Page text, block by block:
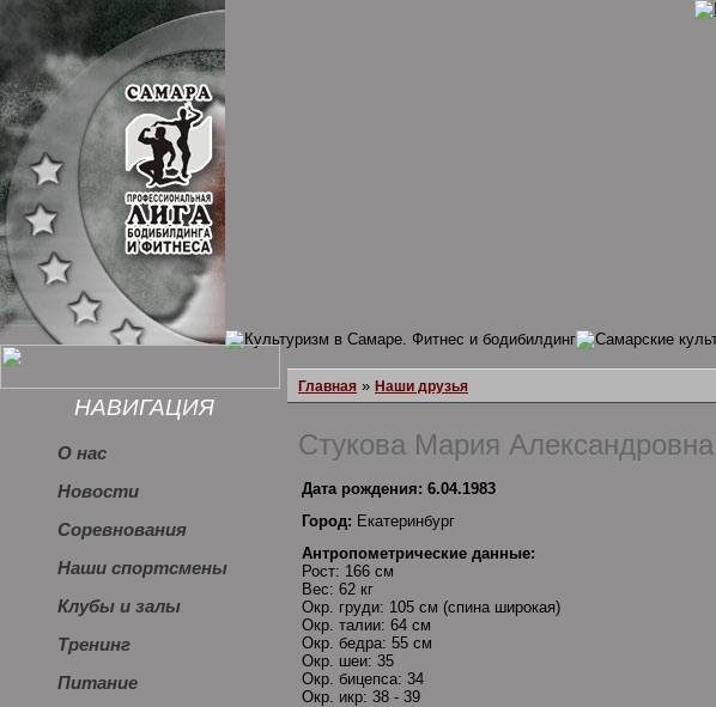
НАВИГАЦИЯ
О нас
Новости
Соревнования
Наши спортсмены
Клубы и залы
Тренинг
Питание
Главная » Наши друзья
Стукова Мария Александровна
Дата рождения: 6.04.1983
Город: Екатеринбург
Антропометрические данные:
Рост: 166 см
Вес: 62 кг
Окр. груди: 105 см (спина широкая)
Окр. талии: 64 см
Окр. бедра: 55 см
Окр. шеи: 35
Окр. бицепса: 34
Окр. икр: 38 - 39